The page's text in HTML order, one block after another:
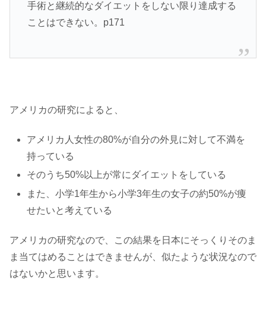
手術と継続的なダイエットをしない限り達成する
ことはできない。p171
アメリカの研究によると、
アメリカ人女性の80%が自分の外見に対して不満を
持っている
そのうち50%以上が常にダイエットをしている
また、小学1年生から小学3年生の女子の約50%が痩
せたいと考えている
アメリカの研究なので、この結果を日本にそっくりそのま
ま当てはめることはできませんが、似たような状況なので
はないかと思います。